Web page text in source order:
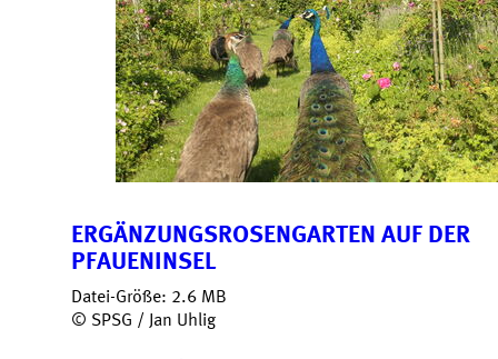
ERGÄNZUNGSROSENGARTEN AUF DER
PFAUENINSEL
Datei-Größe: 2.6 MB
© SPSG / Jan Uhlig